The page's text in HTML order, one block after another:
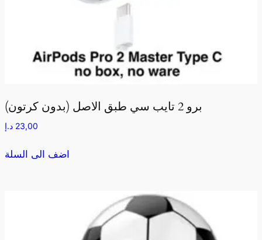
برو 2 تايب سي طبق الاصل (بدون كرتون)
23,00 د.إ
اضف الى السلة